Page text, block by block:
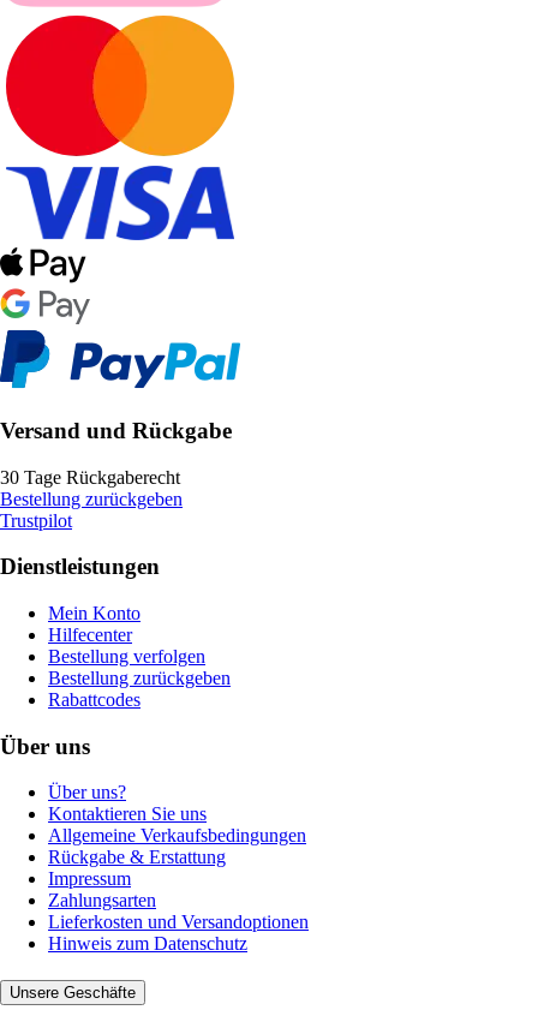
Versand und Rückgabe
30 Tage Rückgaberecht
Bestellung zurückgeben
Trustpilot
Dienstleistungen
Mein Konto
Hilfecenter
Bestellung verfolgen
Bestellung zurückgeben
Rabattcodes
Über uns
Über uns?
Kontaktieren Sie uns
Allgemeine Verkaufsbedingungen
Rückgabe & Erstattung
Impressum
Zahlungsarten
Lieferkosten und Versandoptionen
Hinweis zum Datenschutz
Unsere Geschäfte